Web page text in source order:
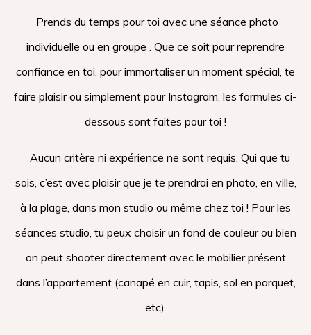
Prends du temps pour toi avec une séance photo
individuelle ou en groupe . Que ce soit pour reprendre
confiance en toi, pour immortaliser un moment spécial, te
faire plaisir ou simplement pour Instagram, les formules ci-
dessous sont faites pour toi !
Aucun critère ni expérience ne sont requis. Qui que tu
sois, c’est avec plaisir que je te prendrai en photo, en ville,
à la plage, dans mon studio ou même chez toi ! Pour les
séances studio, tu peux choisir un fond de couleur ou bien
on peut shooter directement avec le mobilier présent
dans l’appartement (canapé en cuir, tapis, sol en parquet,
etc).